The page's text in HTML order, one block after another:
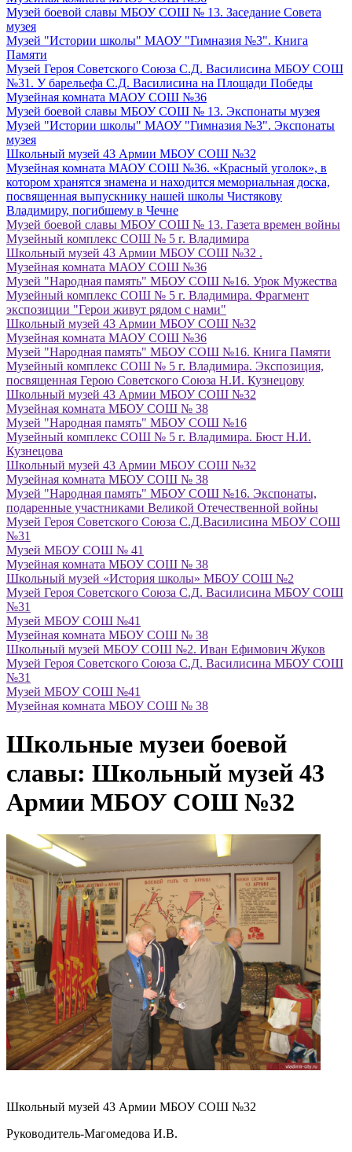
Музей боевой славы МБОУ СОШ № 13. Заседание Совета
музея
Музей "Истории школы" МАОУ "Гимназия №3". Книга
Памяти
Музей Героя Советского Союза С.Д. Василисина МБОУ СОШ
№31. У барельефа С.Д. Василисина на Площади Победы
Музейная комната МАОУ СОШ №36
Музей боевой славы МБОУ СОШ № 13. Экспонаты музея
Музей "Истории школы" МАОУ "Гимназия №3". Экспонаты
музея
Школьный музей 43 Армии МБОУ СОШ №32
Музейная комната МАОУ СОШ №36. «Красный уголок», в
котором хранятся знамена и находится мемориальная доска,
посвященная выпускнику нашей школы Чистякову
Владимиру, погибшему в Чечне
Музей боевой славы МБОУ СОШ № 13. Газета времен войны
Музейный комплекс СОШ № 5 г. Владимира
Школьный музей 43 Армии МБОУ СОШ №32 .
Музейная комната МАОУ СОШ №36
Музей "Народная память" МБОУ СОШ №16. Урок Мужества
Музейный комплекс СОШ № 5 г. Владимира. Фрагмент
экспозиции "Герои живут рядом с нами"
Школьный музей 43 Армии МБОУ СОШ №32
Музейная комната МАОУ СОШ №36
Музей "Народная память" МБОУ СОШ №16. Книга Памяти
Музейный комплекс СОШ № 5 г. Владимира. Экспозиция,
посвященная Герою Советского Союза Н.И. Кузнецову
Школьный музей 43 Армии МБОУ СОШ №32
Музейная комната МБОУ СОШ № 38
Музей "Народная память" МБОУ СОШ №16
Музейный комплекс СОШ № 5 г. Владимира. Бюст Н.И.
Кузнецова
Школьный музей 43 Армии МБОУ СОШ №32
Музейная комната МБОУ СОШ № 38
Музей "Народная память" МБОУ СОШ №16. Экспонаты,
подаренные участниками Великой Отечественной войны
Музей Героя Советского Союза С.Д.Василисина МБОУ СОШ
№31
Музей МБОУ СОШ № 41
Музейная комната МБОУ СОШ № 38
Школьный музей «История школы» МБОУ СОШ №2
Музей Героя Советского Союза С.Д. Василисина МБОУ СОШ
№31
Музей МБОУ СОШ №41
Музейная комната МБОУ СОШ № 38
Школьный музей МБОУ СОШ №2. Иван Ефимович Жуков
Музей Героя Советского Союза С.Д. Василисина МБОУ СОШ
№31
Музей МБОУ СОШ №41
Музейная комната МБОУ СОШ № 38
Школьные музеи боевой
славы: Школьный музей 43
Армии МБОУ СОШ №32
Школьный музей 43 Армии МБОУ СОШ №32
Руководитель-Магомедова И.В.